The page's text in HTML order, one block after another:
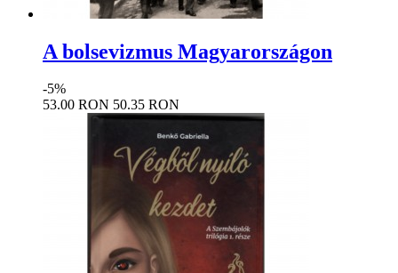
A bolsevizmus Magyarországon
-5%
53.00 RON 50.35 RON